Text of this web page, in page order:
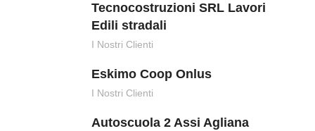
Tecnocostruzioni SRL Lavori
Edili stradali
I Nostri Clienti
Eskimo Coop Onlus
I Nostri Clienti
Autoscuola 2 Assi Agliana